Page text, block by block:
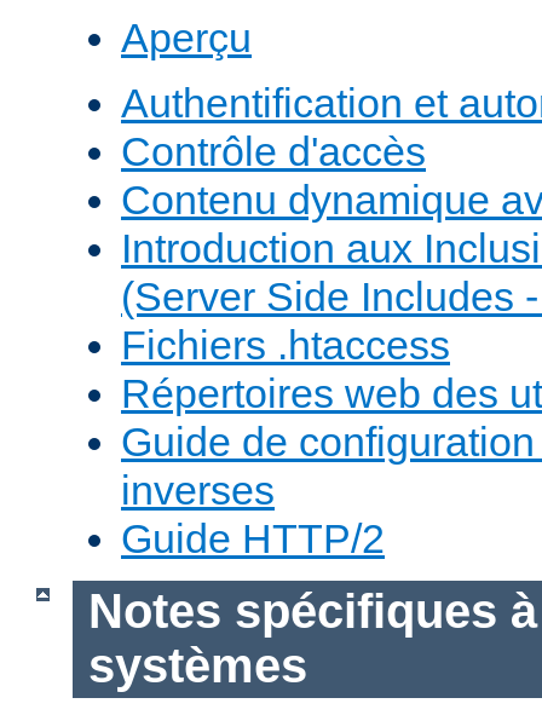
Aperçu
Authentification et
Contrôle d'accès
Contenu dynamique
Introduction aux
(Server Side Includes
Fichiers .htaccess
Répertoires web des
Guide de
inverses
Guide HTTP/2
Notes spécifiques
systèmes